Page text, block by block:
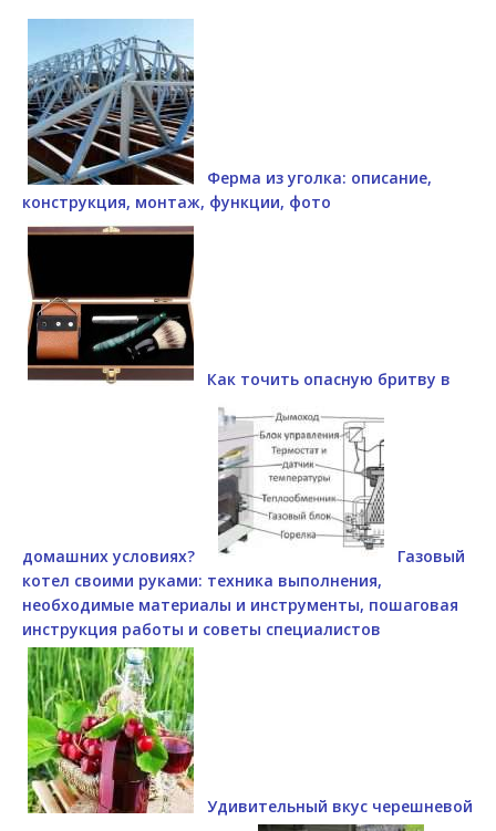
Ферма из уголка: описание,
конструкция, монтаж, функции, фото
Как точить опасную бритву в
домашних условиях?
Газовый
котел своими руками: техника выполнения,
необходимые материалы и инструменты, пошаговая
инструкция работы и советы специалистов
Удивительный вкус черешневой